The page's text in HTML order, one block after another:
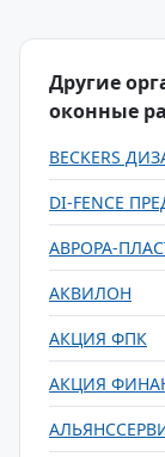
Другие
оконные
BECKERS
DI-FENCE
АВРОРА-
АКВИЛОН
АКЦИЯ ФПК
АКЦИЯ